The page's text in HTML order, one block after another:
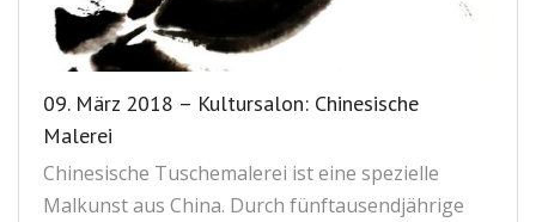
Business商业
Links链接
Kontakt联系我们
09. März 2018 – Kultursalon: Chinesische
Malerei
Chinesische Tuschemalerei ist eine spezielle
Malkunst aus China. Durch fünftausendjährige